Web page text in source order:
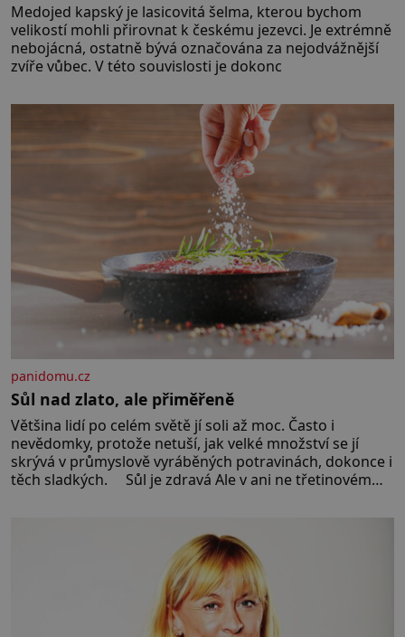
Medojed kapský je lasicovitá šelma, kterou bychom
velikostí mohli přirovnat k českému jezevci. Je extrémně
nebojácná, ostatně bývá označována za nejodvážnější
zvíře vůbec. V této souvislosti je dokonc
panidomu.cz
Sůl nad zlato, ale přiměřeně
Většina lidí po celém světě jí soli až moc. Často i
nevědomky, protože netuší, jak velké množství se jí
skrývá v průmyslově vyráběných potravinách, dokonce i
těch sladkých. Sůl je zdravá Ale v ani ne třetinovém